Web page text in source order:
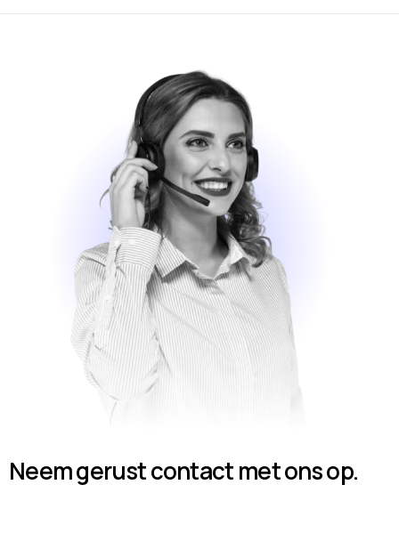
Neem gerust contact met ons op.